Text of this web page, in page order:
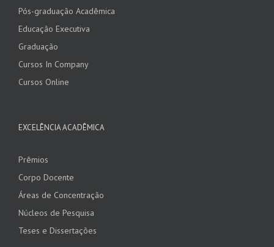
Pós-graduação Acadêmica
Educação Executiva
Graduação
Cursos In Company
Cursos Online
EXCELÊNCIA ACADÊMICA
Prêmios
Corpo Docente
Áreas de Concentração
Núcleos de Pesquisa
Teses e Dissertações